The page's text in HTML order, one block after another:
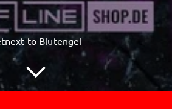
to Blutengel